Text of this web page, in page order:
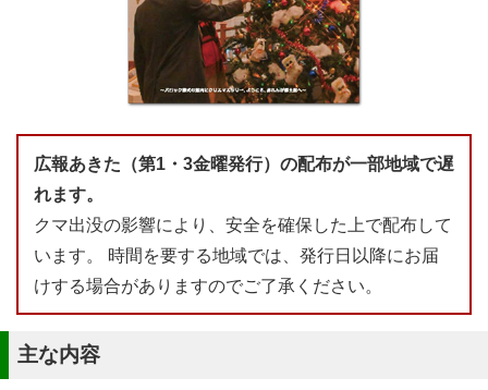
広報あきた（第1・3金曜発行）の配布が一部地域で遅
れます。
クマ出没の影響により、安全を確保した上で配布して
います。 時間を要する地域では、発行日以降にお届
けする場合がありますのでご了承ください。
主な内容